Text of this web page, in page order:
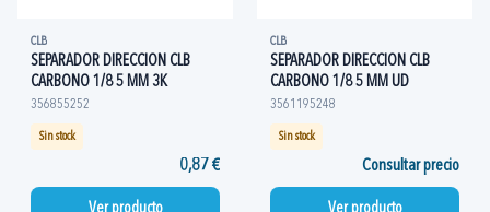
CLB
SEPARADOR DIRECCION CLB
CARBONO 1/8 5 MM 3K
356855252
Sin stock
0,87 €
CLB
SEPARADOR DIRECCION CLB
CARBONO 1/8 5 MM UD
3561195248
Sin stock
Consultar precio